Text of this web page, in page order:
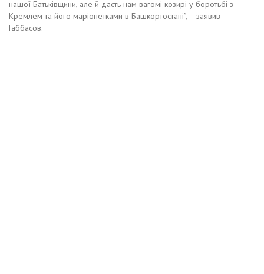
нашої Батьківщини, але й дасть нам вагомі козирі у боротьбі з
Кремлем та його маріонетками в Башкортостані”, – заявив
Габбасов.